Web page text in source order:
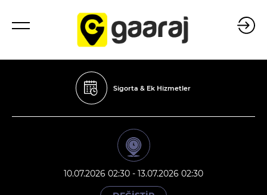
Sigorta & Ek Hizmetler
10.07.2026 02:30 - 13.07.2026 02:30